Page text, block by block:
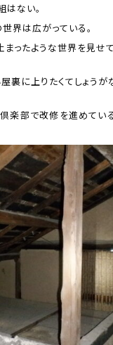
はない。
界は広がっている。
ったような世界を見せて
裏に上りたくてしょうが
楽部で改修を進めてい